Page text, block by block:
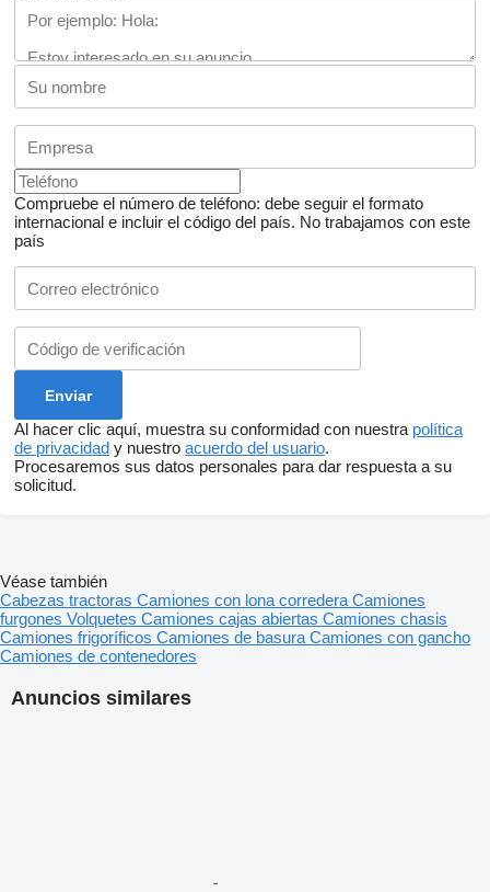
Compruebe el número de teléfono: debe seguir el formato
internacional e incluir el código del país. No trabajamos con este
país
Al hacer clic aquí, muestra su conformidad con nuestra política
de privacidad y nuestro acuerdo del usuario.
Procesaremos sus datos personales para dar respuesta a su
solicitud.
Anuncios similares
Véase también
Cabezas tractoras Camiones con lona corredera Camiones
furgones Volquetes Camiones cajas abiertas Camiones chasis
Camiones frigoríficos Camiones de basura Camiones con gancho
Camiones de contenedores